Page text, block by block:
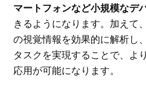
マートフォンなど小規模なデ
きるようになります。加えて
の視覚情報を効果的に解析し
タスクを実現することで、よ
応用が可能になります。